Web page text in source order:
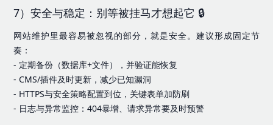
7）安全与稳定：别等被挂马才想起它 🔒
网站维护里最容易被忽视的部分，就是安全。建议形成固定节
奏：
- 定期备份（数据库+文件），并验证能恢复
- CMS/插件及时更新，减少已知漏洞
- HTTPS与安全策略配置到位，关键表单加防刷
- 日志与异常监控：404暴增、请求异常要及时预警